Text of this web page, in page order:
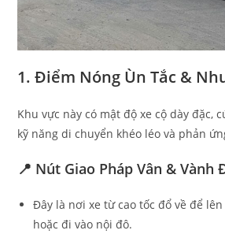
1. Điểm Nóng Ùn Tắc &
Khu vực này có mật độ xe cộ dày đặc,
kỹ năng di chuyển khéo léo và phản
📍 Nút Giao Pháp Vân & Vành
Đây là nơi xe từ cao tốc đổ về để
hoặc đi vào nội đô.